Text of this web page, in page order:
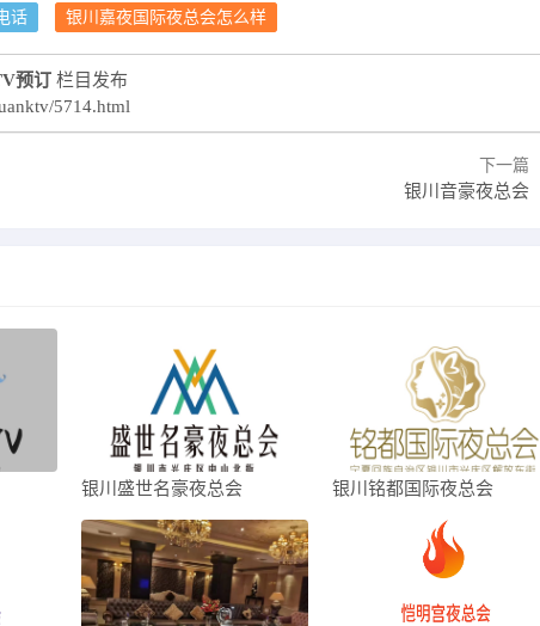
话 银川嘉夜国际夜总会怎么样
预订 栏目发布
5714.html
下一篇
银川音豪夜总会
银川盛世名豪夜总会 银川铭都国际夜总会